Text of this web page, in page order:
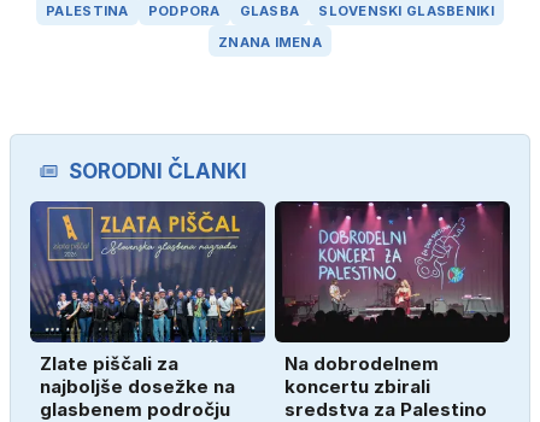
PALESTINA PODPORA GLASBA
SLOVENSKI GLASBENIKI
ZNANA IMENA
SORODNI ČLANKI
Zlate piščali za
najboljše dosežke na
glasbenem področju
Na dobrodelnem
koncertu zbirali
sredstva za Palestino